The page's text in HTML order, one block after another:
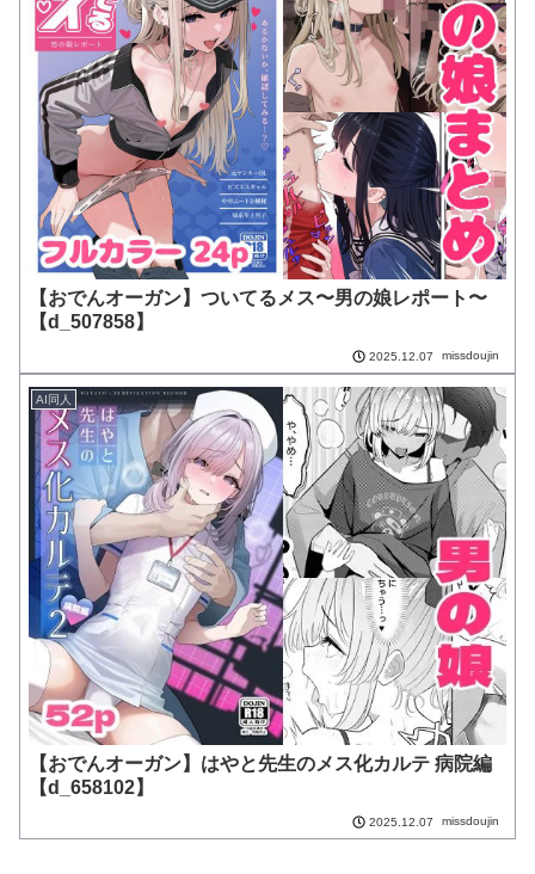
【おでんオーガン】ついてるメス〜男の娘レポート〜
【d_507858】
2025.12.07 missdoujin
AI同人
【おでんオーガン】はやと先生のメス化カルテ 病院編
【d_658102】
2025.12.07 missdoujin